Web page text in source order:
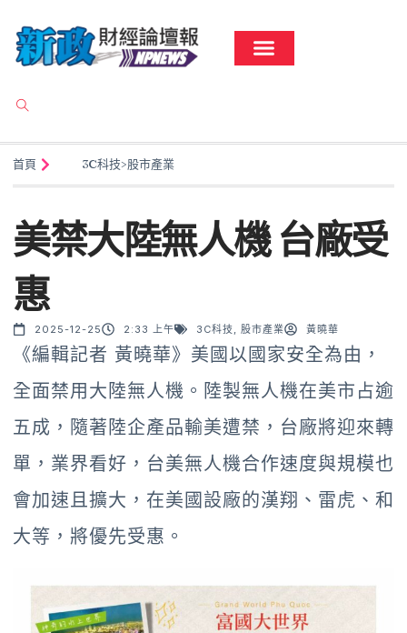
首頁 3C科技>股市產業
美禁大陸無人機 台廠受
惠
2025-12-25 2:33 上午 3C科技 股市產業 黃曉華
《編輯記者 黃曉華》美國以國家安全為由，
全面禁用大陸無人機。陸製無人機在美市占逾
五成，隨著陸企產品輸美遭禁，台廠將迎來轉
單，業界看好，台美無人機合作速度與規模也
會加速且擴大，在美國設廠的漢翔、雷虎、和
大等，將優先受惠。